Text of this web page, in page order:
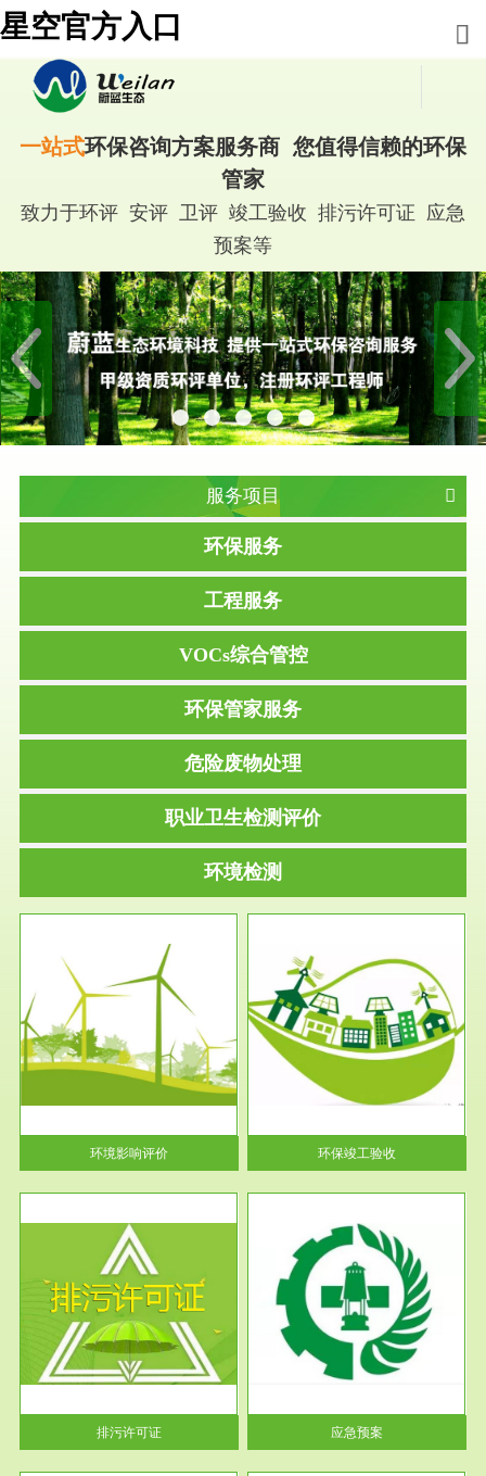
星空官方入口
一站式环保咨询方案服务商 您值得信赖的环保
管家
致力于环评 安评 卫评 竣工验收 排污许可证 应急
预案等
服务项目
环保服务
工程服务
VOCs综合管控
环保管家服务
危险废物处理
职业卫生检测评价
环境检测
环境影响评价
服务范围
环保竣工验收
根据《建设项目环境保护管理条
例》第十七条 编制环境影响报
告书、...
环保竣工验收
排污许可证
服务范围
应急预案
根据《中华人民共和国环境保护
法》第十九条 企业事业单位应
当按照...
应急预案